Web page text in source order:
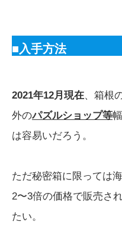
■入手方法
2021年12月現在、箱根
外のパズルショップ等
は容易いだろう。
ただ秘密箱に限っては
2〜3倍の価格で販売さ
たい。